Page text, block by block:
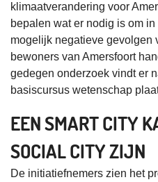
klimaatverandering voor
bepalen wat er nodig is om
mogelijk negatieve gevolgen
bewoners van Amersfoort
gedegen onderzoek vindt er
basiscursus wetenschap
EEN SMART CITY
SOCIAL CITY ZIJN
De initiatiefnemers zien het